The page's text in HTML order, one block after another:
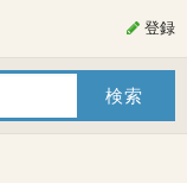
登録